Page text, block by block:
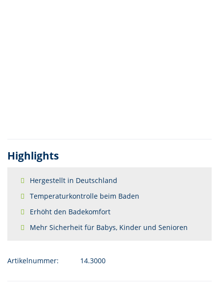
Highlights
Hergestellt in Deutschland
Temperaturkontrolle beim Baden
Erhöht den Badekomfort
Mehr Sicherheit für Babys, Kinder und Senioren
Artikelnummer: 14.3000